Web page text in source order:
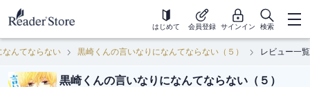
はじめて 会員登録 サインイン 検索
なんてならない 黒崎くんの言いなりになんてならない（５） レビュー一覧
黒崎くんの言いなりになんてならない（５）